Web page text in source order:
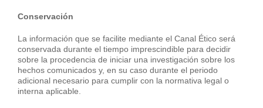
Conservación
La información que se facilite mediante el Canal Ético será
conservada durante el tiempo imprescindible para decidir
sobre la procedencia de iniciar una investigación sobre los
hechos comunicados y, en su caso durante el periodo
adicional necesario para cumplir con la normativa legal o
interna aplicable.